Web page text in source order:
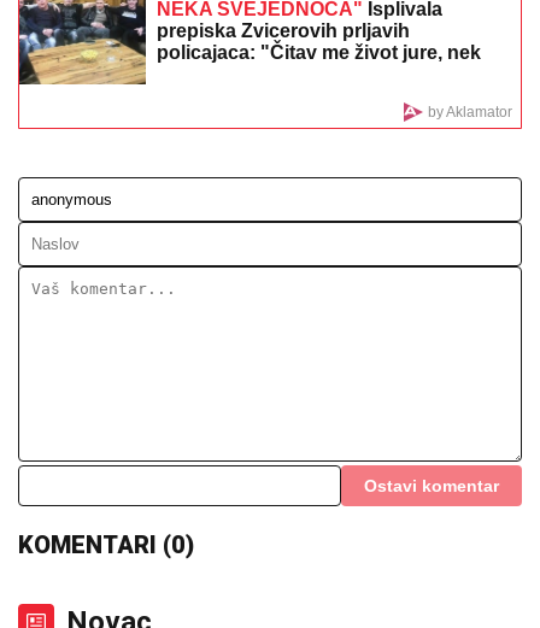
DOK U KRNJAČI SVE SIJA OD ZLATA, RODNA
KUĆA KEMIŠA PROPADA:Meštani otkrili detalje
porodične drame u Grabovcu
procurile informacije koje su uzdrmale
republikance
Željka da pliva, a Marija i Tića se sunčaju (Video)